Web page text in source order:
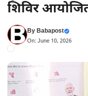
शिविर
ByBabapost
On: June 10, 2026